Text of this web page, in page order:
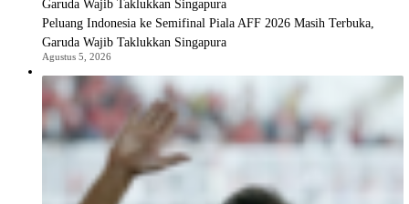
Peluang Indonesia ke Semifinal Piala AFF 2026 Masih Terbuka,
Garuda Wajib Taklukkan Singapura
Agustus 5, 2026